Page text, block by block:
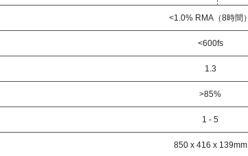
<1.0% RMA（8時間）
<600fs
1.3
>85%
1 - 5
850 x 416 x 139mm